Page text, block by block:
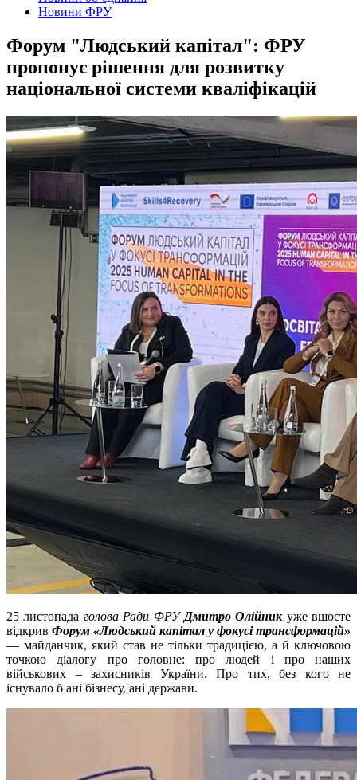
Новини ФРУ
Форум "Людський капітал": ФРУ
пропонує рішення для розвитку
національної системи кваліфікацій
25 листопада голова Ради ФРУ Дмитро Олійникуже вшосте
відкрив Форум «Людський капітал у фокусі трансформацій»
— майданчик, який став не тільки традицією, а й ключовою
точкою діалогу про головне: про людей і про наших
військових – захисників України. Про тих, без кого не
існувало б ані бізнесу, ані держави.